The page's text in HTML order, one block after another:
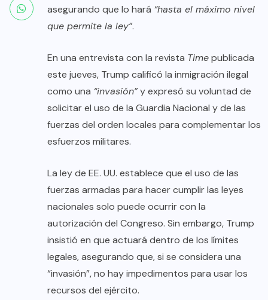
asegurando que lo hará “hasta el máximo nivel
que permite la ley”.
En una entrevista con la revista Timepublicada
este jueves, Trump calificó la inmigración ilegal
como una “invasión”y expresó su voluntad de
solicitar el uso de la Guardia Nacional y de las
fuerzas del orden locales para complementar los
esfuerzos militares.
La ley de EE. UU. establece que el uso de las
fuerzas armadas para hacer cumplir las leyes
nacionales solo puede ocurrir con la
autorización del Congreso. Sin embargo, Trump
insistió en que actuará dentro de los límites
legales, asegurando que, si se considera una
“invasión”, no hay impedimentos para usar los
recursos del ejército.